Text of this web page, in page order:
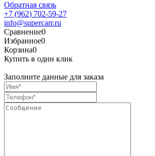
Обратная связь
+7 (962) 702-59-27
info@supercarr.ru
Сравнение0
Избранное0
Корзина0
Купить в один клик
Заполните данные для заказа